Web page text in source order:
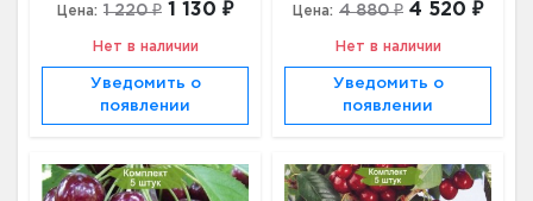
Цена: 1 220 ₽ 1 130 ₽
Нет в наличии
Уведомить о
появлении
Цена: 4 880 ₽ 4 520 ₽
Нет в наличии
Уведомить о
появлении